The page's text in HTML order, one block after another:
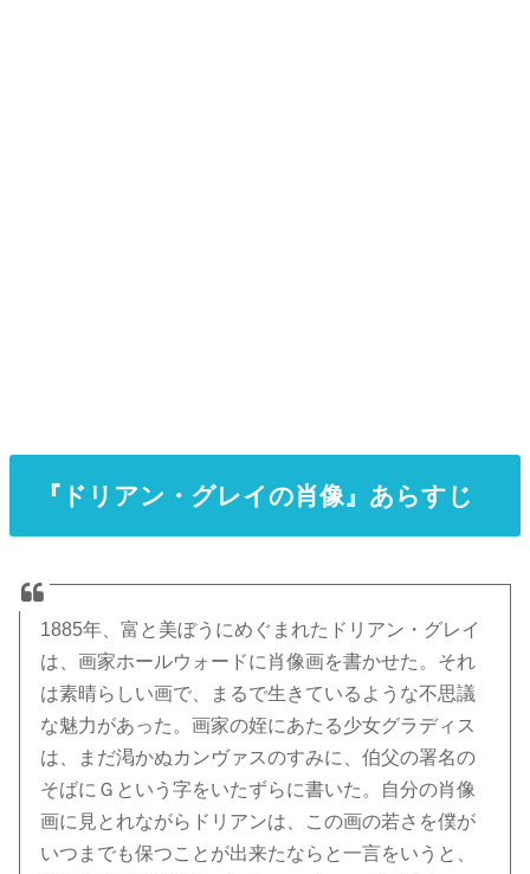
『ドリアン・グレイの肖像』あらすじ
1885年、富と美ぼうにめぐまれたドリアン・グレイ
は、画家ホールウォードに肖像画を書かせた。それ
は素晴らしい画で、まるで生きているような不思議
な魅力があった。画家の姪にあたる少女グラディス
は、まだ渇かぬカンヴァスのすみに、伯父の署名の
そばにＧという字をいたずらに書いた。自分の肖像
画に見とれながらドリアンは、この画の若さを僕が
いつまでも保つことが出来たならと一言をいうと、